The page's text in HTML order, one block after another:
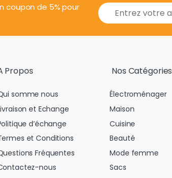
coupon de 5% pour
E
m
i
Propos
somme nous
et Echange
d’échange
et Conditions
Fréquentes
nous
Nos Catégories
Électroménager
Maison
Cuisine
Beauté
Mode femme
Sacs